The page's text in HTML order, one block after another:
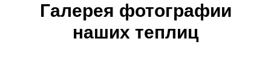
Галерея фотографии
наших теплиц